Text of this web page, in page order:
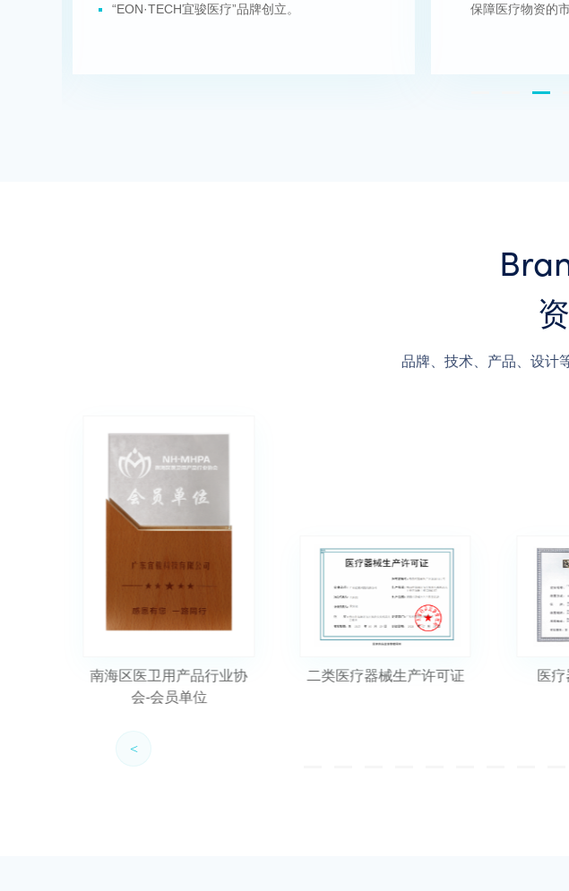
保障医疗物资的市场供应。
品牌、技术、产品、设计
二类医疗器械生产许可证 医疗器械经营许可证
2021
<